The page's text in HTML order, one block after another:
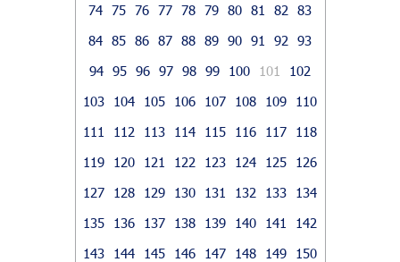
74 75 76 77 78 79 80 81 82
83
84 85 86 87 88 89 90 91 92
93
94 95 96 97 98 99 100 101
102
103
104 105 106 107 108 109
110
111
112 113 114 115 116 117
118
119
120 121 122 123 124 125
126
127
128 129 130 131 132 133
134
135
136 137 138 139 140 141
142
143
144 145 146 147 148 149
150